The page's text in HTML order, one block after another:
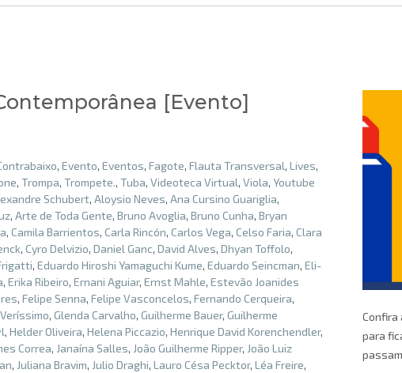
[Evento]
, Evento, Eventos, Fagote, Flauta Transversal, Lives,
, Trompa, Trompete., Tuba, Videoteca Virtual, Viola, Youtube
Schubert, Aloysio Neves, Ana Cursino Guariglia,
, Arte de Toda Gente, Bruno Avoglia, Bruno Cunha, Bryan
, Camila Barrientos, Carla Rincón, Carlos Vega, Celso Faria, Clara
, Cyro Delvizio, Daniel Ganc, David Alves, Dhyan Toffolo,
, Eduardo Hiroshi Yamaguchi Kume, Eduardo Seincman, Eli-
, Erika Ribeiro, Ernani Aguiar, Ernst Mahle, Estevão Joanides
, Felipe Senna, Felipe Vasconcelos, Fernando Cerqueira,
, Glenda Carvalho, Guilherme Bauer, Guilherme
, Helder Oliveira, Helena Piccazio, Henrique David Korenchendler,
Correa, Janaína Salles, João Guilherme Ripper, João Luiz
, Juliana Bravim, Julio Draghi, Lauro Césa Pecktor, Léa Freire,
para